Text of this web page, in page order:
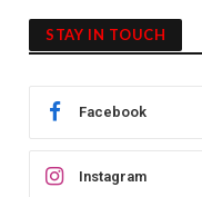
STAY IN TOUCH
Facebook
Instagram